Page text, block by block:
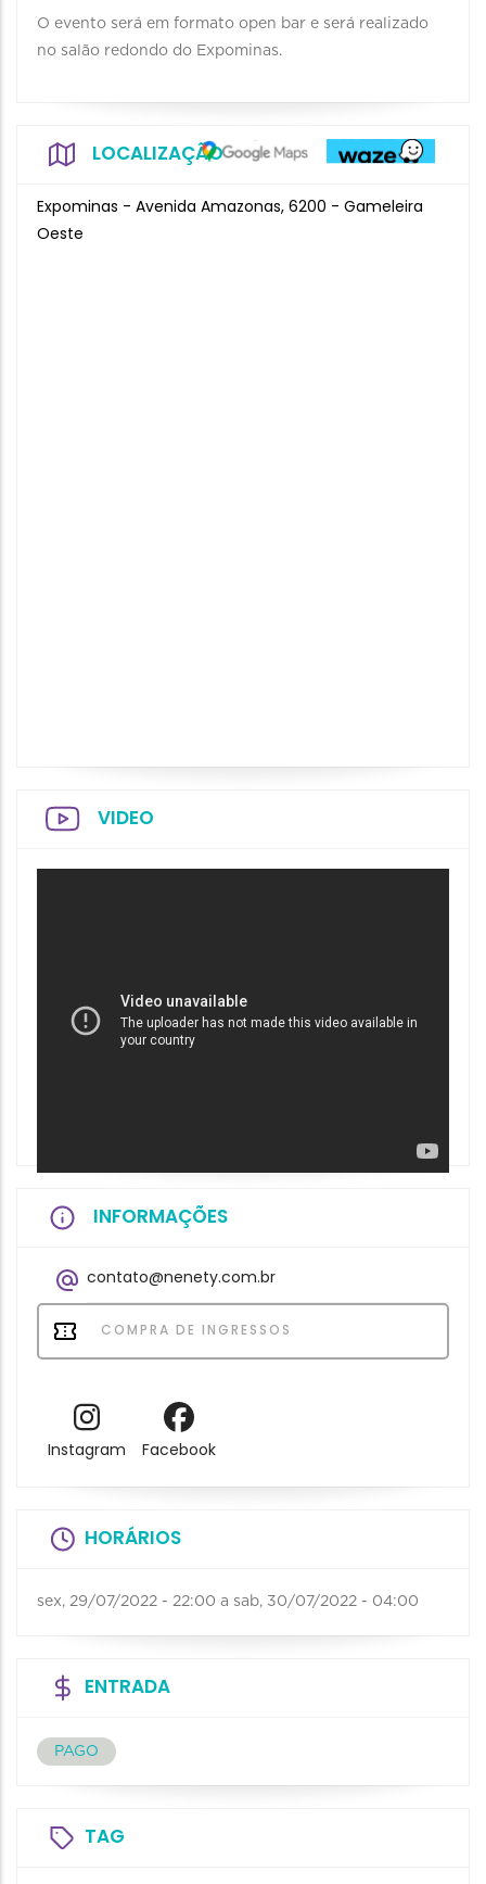
O evento será em formato open bar e será realizado
no salão redondo do Expominas.
LOCALIZAÇÃO
Expominas - Avenida Amazonas, 6200 - Gameleira
Oeste
VIDEO
INFORMAÇÕES
contato@nenety.com.br
COMPRA DE INGRESSOS
Instagram Facebook
HORÁRIOS
sex, 29/07/2022 - 22:00 a sab, 30/07/2022 - 04:00
ENTRADA
PAGO
TAG